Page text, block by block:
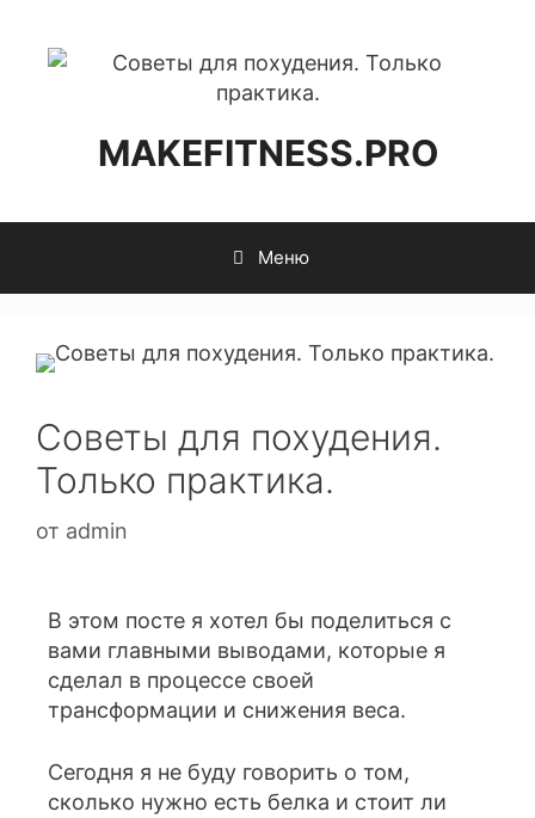
MAKEFITNESS.PRO
Меню
Советы для похудения.
Только практика.
от admin
В этом посте я хотел бы поделиться с
вами главными выводами, которые я
сделал в процессе своей
трансформации и снижения веса.
Сегодня я не буду говорить о том,
сколько нужно есть белка и стоит ли